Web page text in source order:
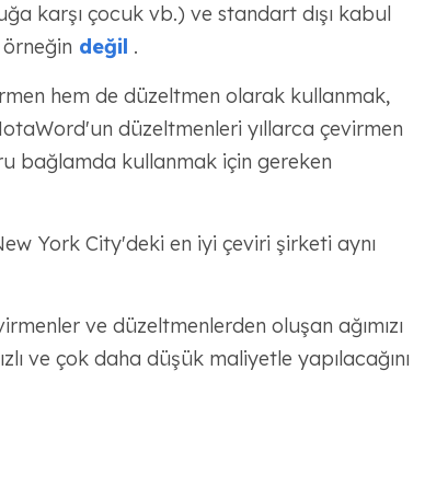
karşı çocuk vb.) ve standart dışı kabul
değil .
hem de düzeltmen olarak kullanmak,
düzeltmenleri yıllarca çevirmen
bağlamda kullanmak için gereken
York City'deki en iyi çeviri şirketi aynı
ve düzeltmenlerden oluşan ağımızı
ve çok daha düşük maliyetle yapılacağını